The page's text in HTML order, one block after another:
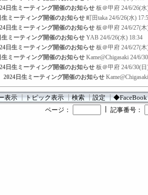
日生ミーティング開催のお知らせ 板＠甲府 24/6/26(
ミーティング開催のお知らせ 町田taka 24/6/26(水)
日生ミーティング開催のお知らせ 板＠甲府 24/6/27(
ミーティング開催のお知らせ YAB 24/6/26(水) 18:34
日生ミーティング開催のお知らせ 板＠甲府 24/6/27(
ミーティング開催のお知らせ Kame@Chigasaki 24/6/
日生ミーティング開催のお知らせ 板＠甲府 24/6/30(
日生ミーティング開催のお知らせ Kame@Chigasaki
表示┃トピック表示┃検索┃設定┃◆FaceBook
ページ：
記事番号：